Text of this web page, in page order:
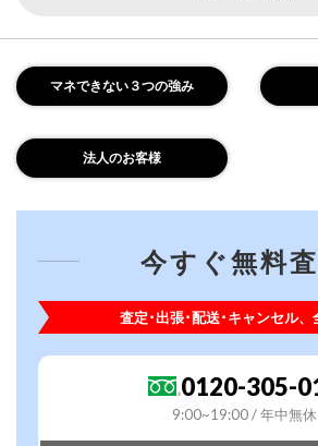
マネできない３つの強み
法人のお客様
今すぐ無料
査定･出張･配送･キャンセル、
0120-305-
9:00~19:00 / 年中無休